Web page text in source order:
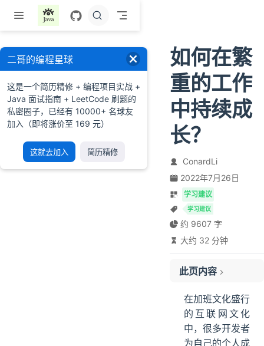
跳至主要內容
如何在繁
重的工作
中持续成
长？
ConardLi
2022年7月26日
学习建议
学习建议
约 9607 字
大约 32 分钟
此页内容
在加班文化盛行
的互联网文化
中，很多开发者
为自己的个人成
二哥的编程星球
这是一个简历精修 + 编程项目实战 +
Java 面试指南 + LeetCode 刷题的
私密圈子，已经有 10000+ 名球友
加入（即将涨价至 169 元）
这就去加入 简历精修